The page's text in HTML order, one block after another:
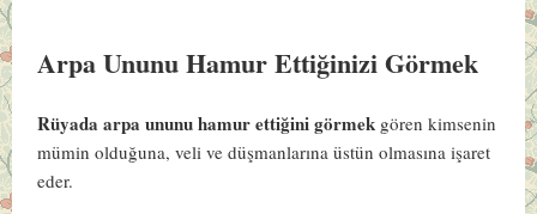
Arpa Ununu Hamur Ettiğinizi Görmek
Rüyada arpa ununu hamur ettiğini görmek gören kimsenin
mümin olduğuna, veli ve düşmanlarına üstün olmasına işaret
eder.